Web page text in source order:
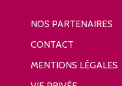
NOS PARTENAIRES
CONTACT
MENTIONS LÉGALES